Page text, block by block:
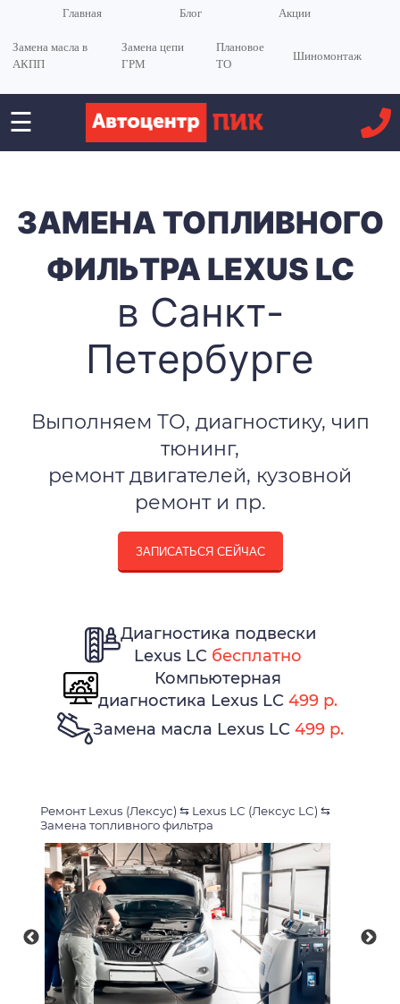
Главная Блог Акции
Замена масла в
АКПП
Замена цепи
ГРМ
Плановое
ТО
Шиномонтаж
☰
ЗАМЕНА ТОПЛИВНОГО
ФИЛЬТРА LEXUS LC
в Санкт-
Петербурге
Выполняем ТО, диагностику, чип
тюнинг,
ремонт двигателей, кузовной
ремонт и пр.
ЗАПИСАТЬСЯ СЕЙЧАС
Диагностика подвески
Lexus LC бесплатно
Компьютерная
диагностика Lexus LC 499 р.
Замена масла Lexus LC 499 р.
Ремонт Lexus (Лексус) ⇆ Lexus LC (Лексус LC) ⇆
Замена топливного фильтра